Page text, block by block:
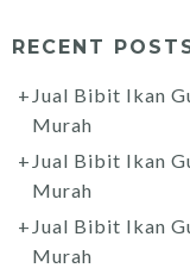
RECENT
Jual Bibit Ikan
Murah
Jual Bibit Ikan
Murah
Jual Bibit Ikan
Murah